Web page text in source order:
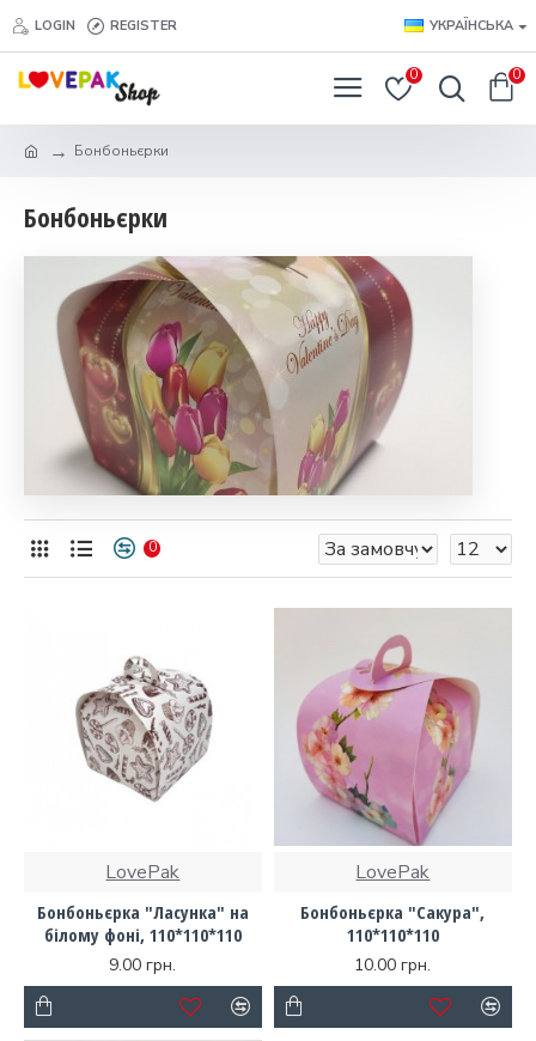
LOGIN REGISTER УКРАЇНСЬКА
0 0
Бонбоньєрки
Бонбоньєрки
0
LovePak
Бонбоньєрка "Ласунка" на
білому фоні, 110*110*110
9.00 грн.
LovePak
Бонбоньєрка "Сакура",
110*110*110
10.00 грн.